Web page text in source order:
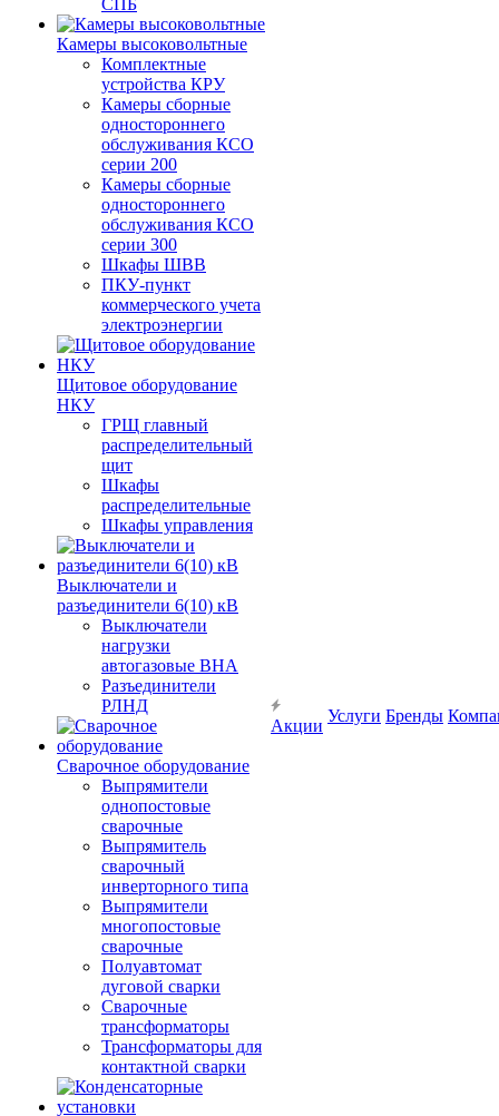
СПБ
Камеры высоковольтные
Комплектные
устройства КРУ
Камеры сборные
одностороннего
обслуживания КСО
серии 200
Камеры сборные
одностороннего
обслуживания КСО
серии 300
Шкафы ШВВ
ПКУ-пункт
коммерческого учета
электроэнергии
Щитовое оборудование
НКУ
ГРЩ главный
распределительный
щит
Шкафы
распределительные
Шкафы управления
Выключатели и
разъединители 6(10) кВ
Выключатели
нагрузки
автогазовые ВНА
Разъединители
РЛНД
Сварочное оборудование
Выпрямители
однопостовые
сварочные
Выпрямитель
сварочный
инверторного типа
Выпрямители
многопостовые
сварочные
Полуавтомат
дуговой сварки
Сварочные
трансформаторы
Трансформаторы для
контактной сварки
Акции
Услуги Бренды